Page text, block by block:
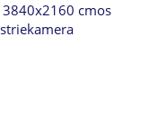
3840x2160 cmos